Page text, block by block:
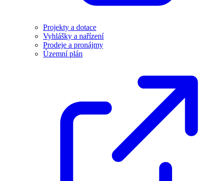
Projekty a dotace
Vyhlášky a nařízení
Prodeje a pronájmy
Územní plán